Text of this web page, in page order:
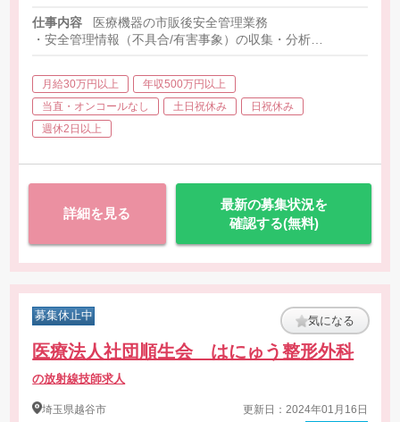
仕事内容
医療機器の市販後安全管理業務
・安全管理情報（不具合/有害事象）の収集・分析
・行政への不具合報告および現場対応サポート
・取り扱い機器の技術検証（品質保証部門、技術センタと協働）
・GVP関連の教育訓練計画の策定・実施
・技術トレーニングの企画・開催、社内認定資格の取得推進
月給30万円以上
年収500万円以上
当直・オンコールなし
土日祝休み
日祝休み
週休2日以上
詳細を見る
最新の募集状況を
確認する(無料)
募集休止中 気になる
医療法人社団順生会 はにゅう整形外科
の放射線技師求人
埼玉県越谷市
更新日：2024年01月16日